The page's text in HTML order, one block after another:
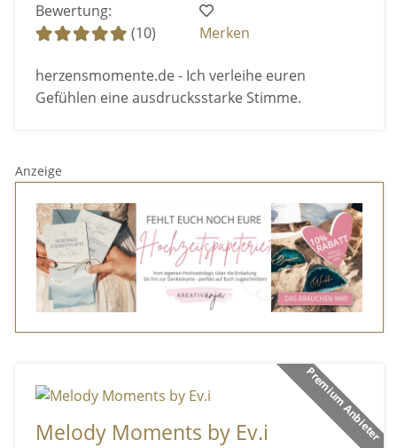
Bewertung:
(10)
Merken
herzensmomente.de - Ich verleihe euren
Gefühlen eine ausdrucksstarke Stimme.
Anzeige
Premium Anbieter
Melody Moments by Ev.i